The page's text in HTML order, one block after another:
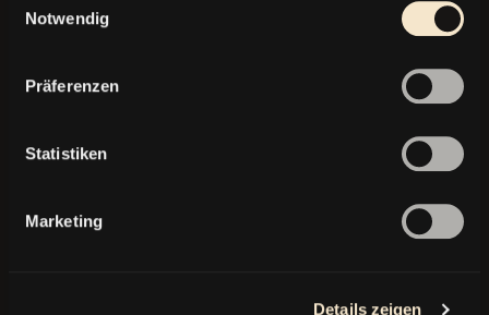
Notwendig
Präferenzen
Statistiken
Marketing
Details zeigen
NACHNAME